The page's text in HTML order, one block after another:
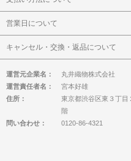
営業日について
キャンセル・交換・返品について
運営元企業名：
丸井織物株式会社
運営責任者名：
宮本好雄
住所：
東京都渋谷区東３丁
階
問い合わせ：
0120-86-4321